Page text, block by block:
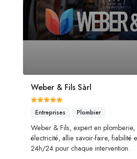
Weber & Fils Sàrl
Entreprises Plombier
Weber & Fils, expert en plomberie,
électricité, allie savoir-faire, fiabilité
24h/24 pour chaque intervention.